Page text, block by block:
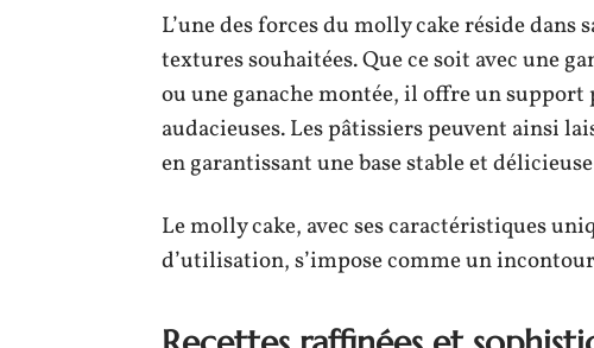
L’une des forces du molly cake réside dans
textures souhaitées. Que ce soit avec une
ou une ganache montée, il offre un
audacieuses. Les pâtissiers peuvent ainsi
en garantissant une base stable et
Le molly cake, avec ses caractéristiques
d’utilisation, s’impose comme un